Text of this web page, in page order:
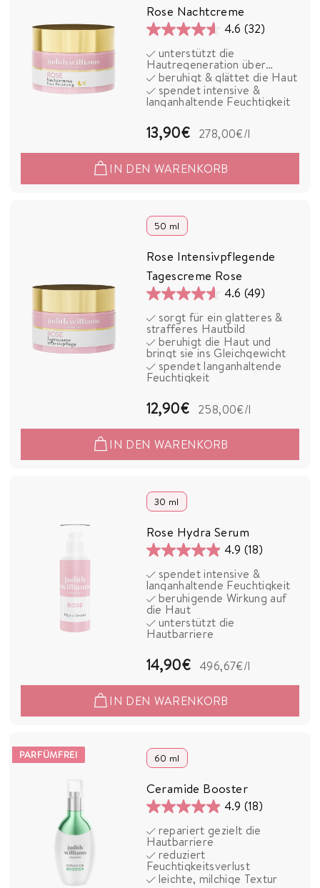
Rose Nachtcreme
4.6 (32)
4.6
von
5
Sternen.
32
Bewertungen
unterstützt die
Hautregeneration über
Nacht
beruhigt & glättet die Haut
spendet intensive &
langanhaltende Feuchtigkeit
13,90€1
3
,
278,00€/l
IN DEN WARENKORB
50 ml
Rose Intensivpflegende
Tagescreme Rose
4.6 (49)
4.6
von
5
Sternen.
49
sorgt für ein glatteres &
strafferes Hautbild
beruhigt die Haut und
bringt sie ins Gleichgewicht
spendet langanhaltende
Feuchtigkeit
12,90€1
2
,
258,00€/l
IN DEN WARENKORB
30 ml
Rose Hydra Serum
4.9 (18)
4.9
von
5
Sternen.
18
spendet intensive &
langanhaltende Feuchtigkeit
beruhigende Wirkung auf
die Haut
unterstützt die
Hautbarriere
14,90€1
4
,
496,67€/l
IN DEN WARENKORB
PARFÜMFREI 60 ml
Ceramide Booster
4.9 (18)
4.9
von
5
Sternen.
repariert gezielt die
Hautbarriere
reduziert
Feuchtigkeitsverlust
leichte, milchige Textur